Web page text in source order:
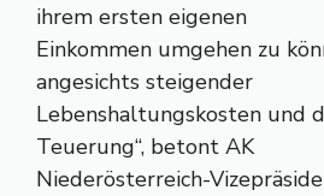
ihrem ersten eigenen
Einkommen umgehen zu
angesichts steigender
Lebenshaltungskosten und
Teuerung“, betont AK
Niederösterreich-